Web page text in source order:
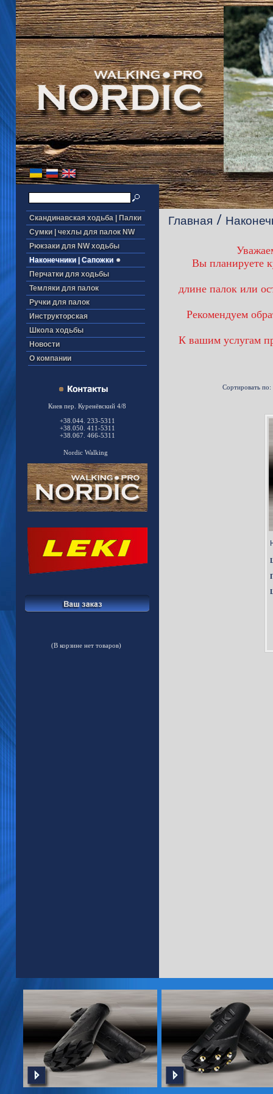
Скандинавская ходьба | Палки
Сумки | чехлы для палок NW
Рюкзаки для NW ходьбы
Наконечники | Сапожки
Перчатки для ходьбы
Темляки для палок
Ручки для палок
Инструкторская
Школа ходьбы
Новости
О компании
Киев пер. Куренёвский 4/8
+38.044. 233-5311
+38.050. 411-5311
+38.067. 466-5311
Nordic Walking
(В корзине нет товаров)
Главная /
Вы планируете
длине палок или
Рекомендуем
К вашим услугам
Сортировать по: